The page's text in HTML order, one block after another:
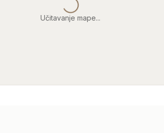
Učitavanje mape...